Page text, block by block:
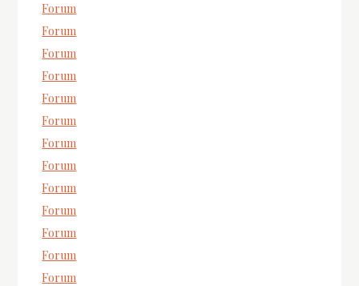
Forum
Forum
Forum
Forum
Forum
Forum
Forum
Forum
Forum
Forum
Forum
Forum
Forum